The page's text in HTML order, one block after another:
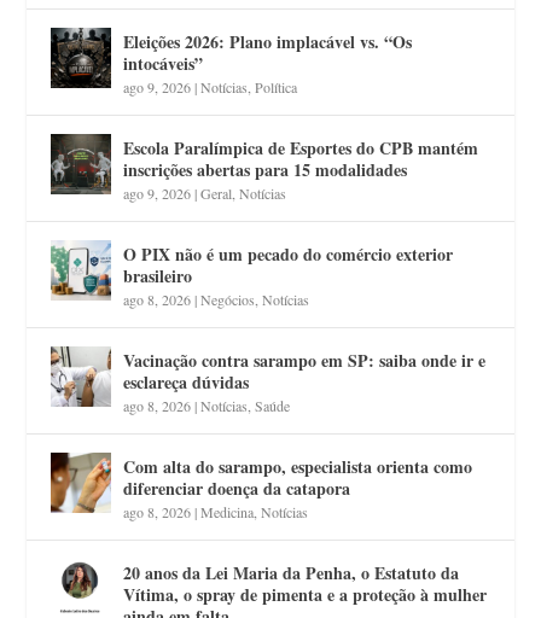
Eleições 2026: Plano implacável vs. “Os
intocáveis”
ago 9, 2026|Notícias ,Política
Escola Paralímpica de Esportes do CPB mantém
inscrições abertas para 15 modalidades
ago 9, 2026|Geral ,Notícias
O PIX não é um pecado do comércio exterior
brasileiro
ago 8, 2026|Negócios ,Notícias
Vacinação contra sarampo em SP: saiba onde ir e
esclareça dúvidas
ago 8, 2026|Notícias ,Saúde
Com alta do sarampo, especialista orienta como
diferenciar doença da catapora
ago 8, 2026|Medicina ,Notícias
20 anos da Lei Maria da Penha, o Estatuto da
Vítima, o spray de pimenta e a proteção à mulher